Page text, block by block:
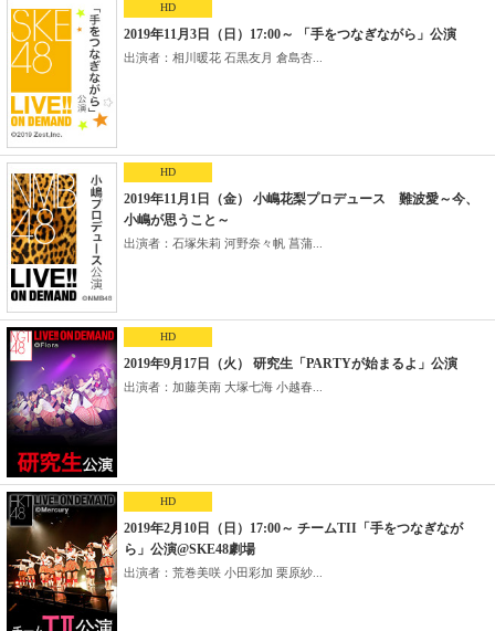
HD
2019年11月3日（日）17:00～ 「手をつなぎながら」公演
出演者：相川暖花 石黒友月 倉島杏...
HD
2019年11月1日（金） 小嶋花梨プロデュース 難波愛～今、
小嶋が思うこと～
出演者：石塚朱莉 河野奈々帆 菖蒲...
HD
2019年9月17日（火） 研究生「PARTYが始まるよ」公演
出演者：加藤美南 大塚七海 小越春...
HD
2019年2月10日（日）17:00～ チームTII「手をつなぎなが
ら」公演@SKE48劇場
出演者：荒巻美咲 小田彩加 栗原紗...